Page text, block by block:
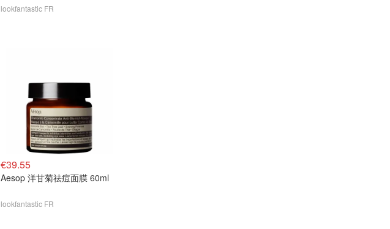
lookfantastic FR
€39.55
Aesop 洋甘菊祛痘面膜 60ml
lookfantastic FR